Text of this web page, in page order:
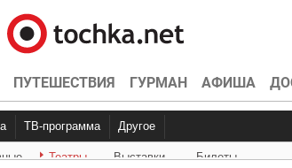
ПУТЕШЕСТВИЯ ГУРМАН АФИША
Точка контроля Интервью Эксклюзив
ТВ-программа Другое
Конкурсы Видео
Театры Выставки Билеты